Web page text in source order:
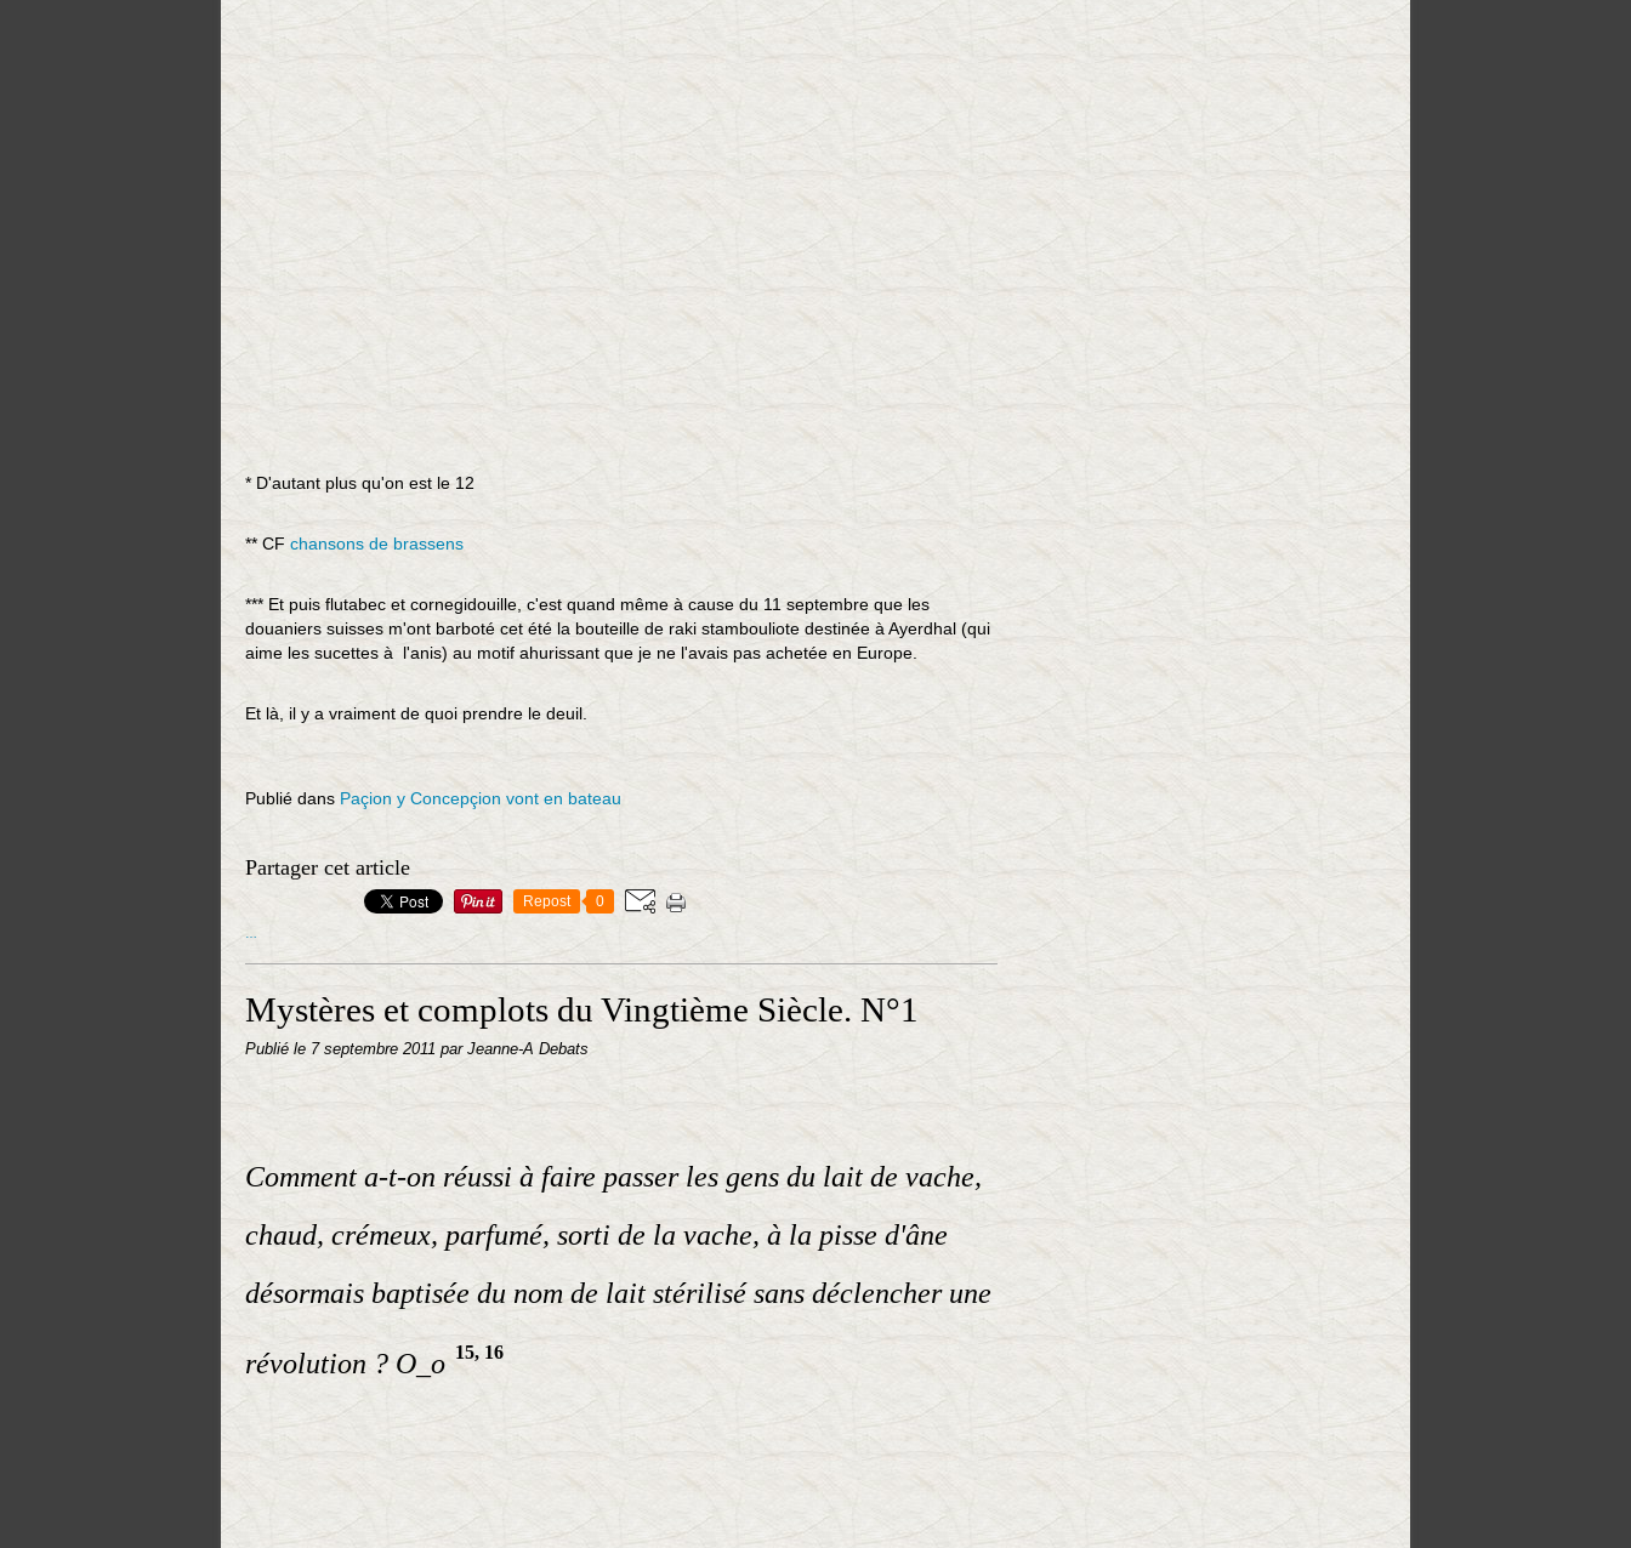
* D'autant plus qu'on est le 12
** CF chansons de brassens
*** Et puis flutabec et cornegidouille, c'est quand même à cause du 11 septembre que les
douaniers suisses m'ont barboté cet été la bouteille de raki stambouliote destinée à Ayerdhal (qui
aime les sucettes à l'anis) au motif ahurissant que je ne l'avais pas achetée en Europe.
Et là, il y a vraiment de quoi prendre le deuil.
Publié dans Paçion y Concepçion vont en bateau
Partager cet article
Repost 0
Mystères et complots du Vingtième Siècle. N°1
Publié le 7 septembre 2011 par Jeanne-A Debats
Comment a-t-on réussi à faire passer les gens du lait de vache,
chaud, crémeux, parfumé, sorti de la vache, à la pisse d'âne
désormais baptisée du nom de lait stérilisé sans déclencher une
révolution ? O_o 15, 16